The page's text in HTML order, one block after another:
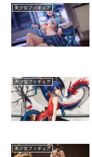
美少女フィギュア
美少女フィギュア
美少女フィギュア